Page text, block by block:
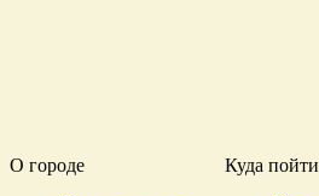
О городе Куда пойти